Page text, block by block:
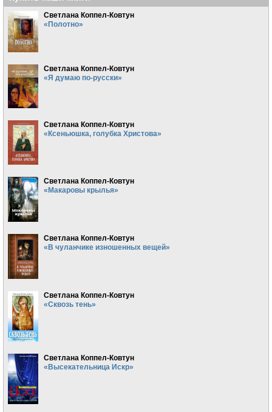
Светлана Коппел-Ковтун
«Полотно»
Светлана Коппел-Ковтун
«Я думаю по-русски»
Светлана Коппел-Ковтун
«Ксеньюшка, голубка Христова»
Светлана Коппел-Ковтун
«Макаровы крылья»
Светлана Коппел-Ковтун
«В чуланчике изношенных вещей»
Светлана Коппел-Ковтун
«Сквозь тень»
Светлана Коппел-Ковтун
«Высекательница Искр»